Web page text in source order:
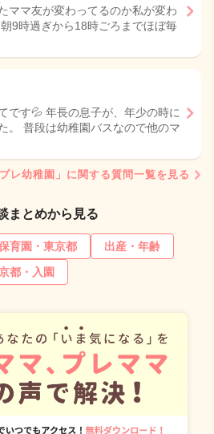
ママ友が変わってるのか私が変わ
9時過ぎから18時ごろまでほぼ毎
です💦 年長の息子が、年少の時に
。 普段は幼稚園バスなので他のマ
プレ幼稚園」に関する質問一覧を見る
まとめから見る
育園・東京都
出産・年齢
都・入園